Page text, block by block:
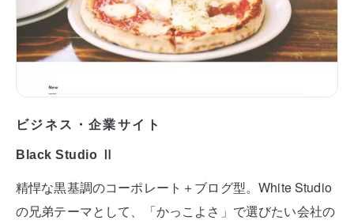
ビジネス・企業サイト
Black Studio Ⅱ
精悍な黒基調のコーポレート＋ブログ型。White Studio
の兄弟テーマとして、「かっこよさ」で選びたい会社の